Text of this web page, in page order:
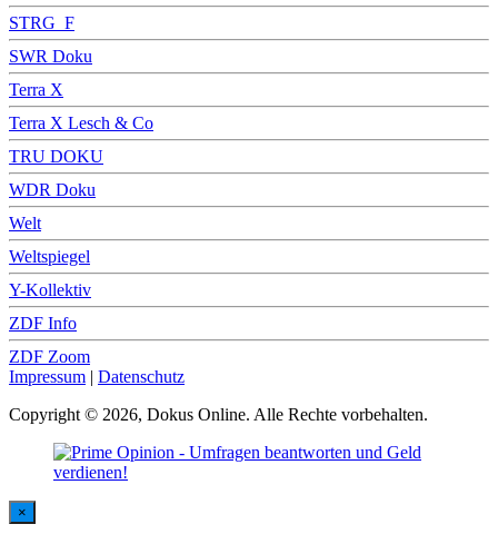
STRG_F
SWR Doku
Terra X
Terra X Lesch & Co
TRU DOKU
WDR Doku
Welt
Weltspiegel
Y-Kollektiv
ZDF Info
ZDF Zoom
Impressum | Datenschutz
Copyright © 2026, Dokus Online. Alle Rechte vorbehalten.
×